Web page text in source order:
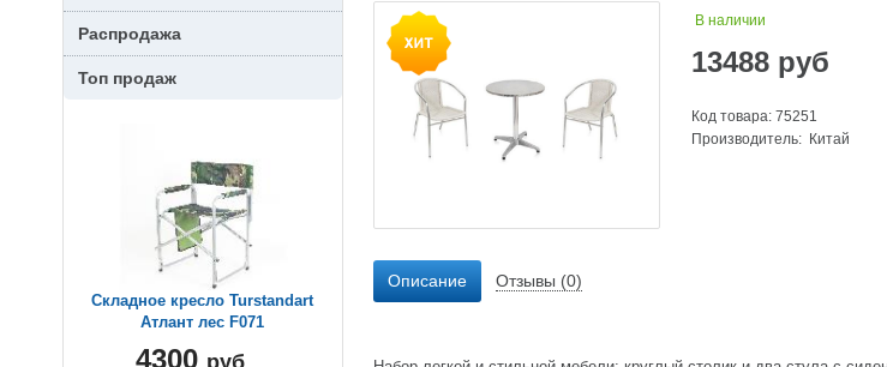
В наличии
13488 руб
Код товара: 75251
Производитель: Китай
Описание Отзывы (0)
Распродажа
Топ продаж
Складное кресло Turstandart
Атлант лес F071
4300